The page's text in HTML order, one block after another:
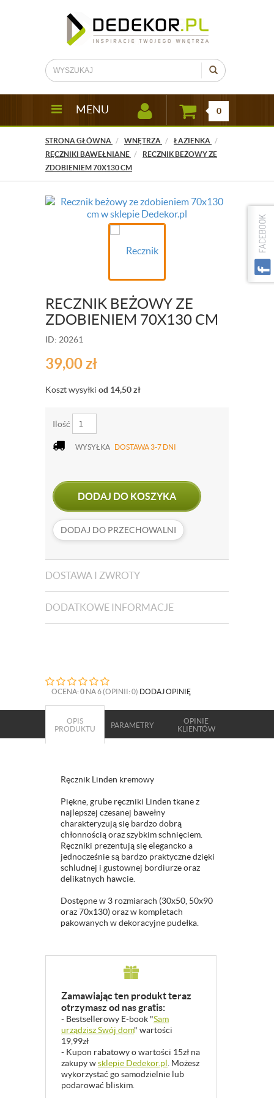
MENU 0
STRONA GŁÓWNA WNĘTRZA
ŁAZIENKA
RĘCZNIKI BAWEŁNIANE
RECZNIK BEŻOWY ZE
ZDOBIENIEM 70X130 CM
RECZNIK BEŻOWY ZE
ZDOBIENIEM 70X130 CM
ID: 20261
39,00zł
Koszt wysyłki od 14,50zł
Ilość
WYSYŁKA DOSTAWA 3-7 DNI
DODAJ DO KOSZYKA
DODAJ DO PRZECHOWALNI
DOSTAWA I ZWROTY
DODATKOWE INFORMACJE
OCENA: 0 NA 6 (OPINII: 0) DODAJ OPINIĘ
OPIS
PRODUKTU
PARAMETRY
OPINIE
KLIENTÓW
Ręcznik Linden kremowy
Piękne, grube ręczniki Linden tkane z
najlepszej czesanej bawełny
charakteryzują się bardzo dobrą
chłonnością oraz szybkim schnięciem.
Ręczniki prezentują się elegancko a
jednocześnie są bardzo praktyczne dzięki
schludnej i gustownej bordiurze oraz
delikatnych hawcie.
Dostępne w 3 rozmiarach (30x50, 50x90
oraz 70x130) oraz w kompletach
pakowanych w dekoracyjne pudełka.
Zamawiając ten produkt teraz
otrzymasz od nas gratis:
- Bestsellerowy E-book "Sam
urządzisz Swój dom" wartości
19,99zł
- Kupon rabatowy o wartości 15zł na
zakupy wsklepie Dedekor.pl. Możesz
wykorzystać go samodzielnie lub
podarować bliskim.